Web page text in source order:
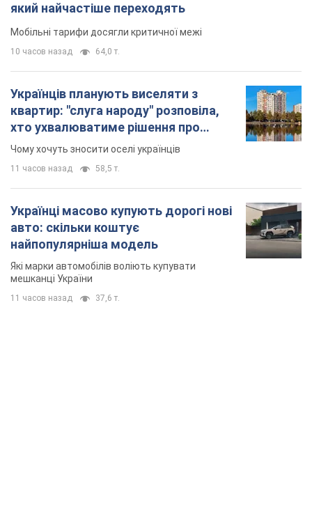
який найчастіше переходять
Мобільні тарифи досягли критичної межі
10 часов назад 64,0 т.
Українців планують виселяти з
квартир: "слуга народу" розповіла,
хто ухвалюватиме рішення про
знесення будинків
Чому хочуть зносити оселі українців
11 часов назад 58,5 т.
Українці масово купують дорогі нові
авто: скільки коштує
найпопулярніша модель
Які марки автомобілів воліють купувати
мешканці України
11 часов назад 37,6 т.